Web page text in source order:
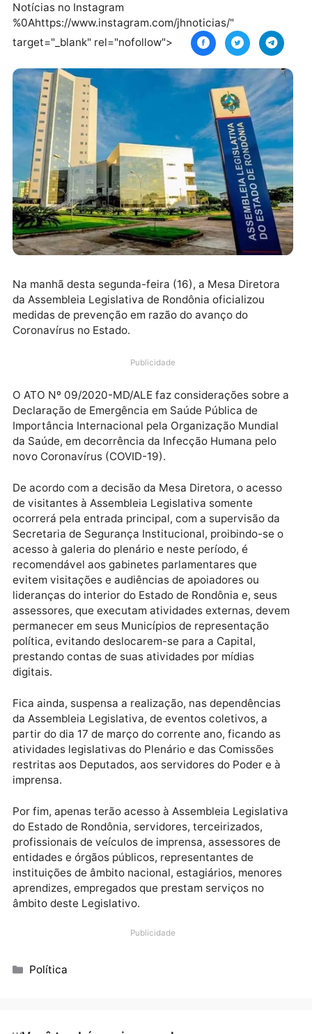
s
_%0A%0Ahttps://jhnoticias.com.br/politica/
da-mesa-diretora-adota-regras-de-prevencao-na-
assembleia-legislativa-de-rondonia/%0A%0ASiga o
Notícias no Instagram
%0Ahttps://www.instagram.com/jhnoticias/"
target="_blank" rel="nofollow">
da Assembleia Legislativa de Rondônia oficializou
medidas de prevenção em razão do avanço do
Coronavírus no Estado.
Publicidade
O ATO Nº 09/2020-MD/ALE faz considerações
Declaração de Emergência em Saúde Pública de
Importância Internacional pela Organização Mundial
da Saúde, em decorrência da Infecção Humana pelo
novo Coronavírus (COVID-19).
De acordo com a decisão da Mesa Diretora, o
de visitantes à Assembleia Legislativa somente
ocorrerá pela entrada principal, com a supervisão da
Secretaria de Segurança Institucional, proibindo-se
acesso à galeria do plenário e neste período, é
evitem visitações e audiências de apoiadores ou
lideranças do interior do Estado de Rondônia e, seus
assessores, que executam atividades externas,
permanecer em seus Municípios de representação
política, evitando deslocarem-se para a Capital,
prestando contas de suas atividades por mídias
digitais.
Fica ainda, suspensa a realização, nas dependências
da Assembleia Legislativa, de eventos coletivos, a
partir do dia 17 de março do corrente ano, ficando as
atividades legislativas do Plenário e das Comissões
restritas aos Deputados, aos servidores do Poder e à
do Estado de Rondônia, servidores, terceirizados,
instituições de âmbito nacional, estagiários,